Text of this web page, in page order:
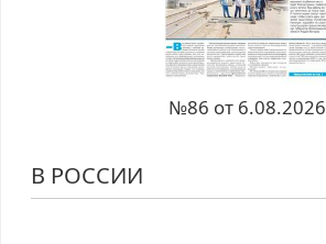
№86 от 6.08.2026
В РОССИИ